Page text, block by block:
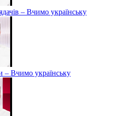
– Вчимо українську
– Вчимо українську